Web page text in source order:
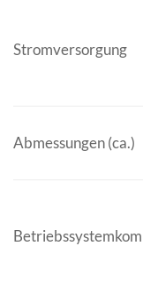
Stromversorgung
Abmessungen (ca.)